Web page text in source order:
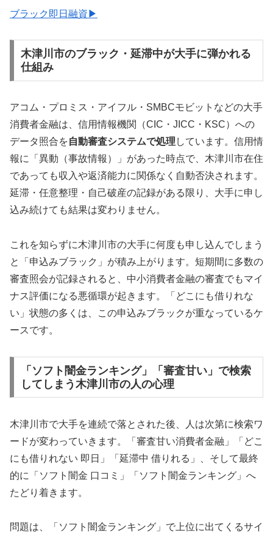
ブラック即日融資▶
木津川市のブラック・延滞中が大手に弾かれる
仕組み
アコム・プロミス・アイフル・SMBCモビットなどの大手
消費者金融は、信用情報機関（CIC・JICC・KSC）への
データ照合を自動審査システムで処理 しています。信用情
報に「異動（事故情報）」があった時点で、木津川市在住
であっても収入や返済能力に関係なく自動否決されます。
延滞・任意整理・自己破産の記録がある限り、大手に申し
込み続けても結果は変わりません。
これを知らずに木津川市の大手に何度も申し込んでしまう
と「申込みブラック」が積み上がります。短期間に多数の
審査照会が記録されると、中小消費者金融の審査でもマイ
ナス評価になる悪循環が起きます。「どこにも借りれな
い」状態の多くは、この申込みブラックが重なっているケ
ースです。
「ソフト闇金ランキング」「審査甘い」で検索
してしまう木津川市の人の心理
木津川市で大手を連続で落とされた後、人は次第に検索ワ
ードが変わっていきます。「審査甘い消費者金融」「どこ
にも借りれない 即日」「延滞中 借りれる」、そして最終
的に「ソフト闇金 口コミ」「ソフト闇金ランキング」へ
たどり着きます。
問題は、「ソフト闇金ランキング」で上位に出てくるサイ